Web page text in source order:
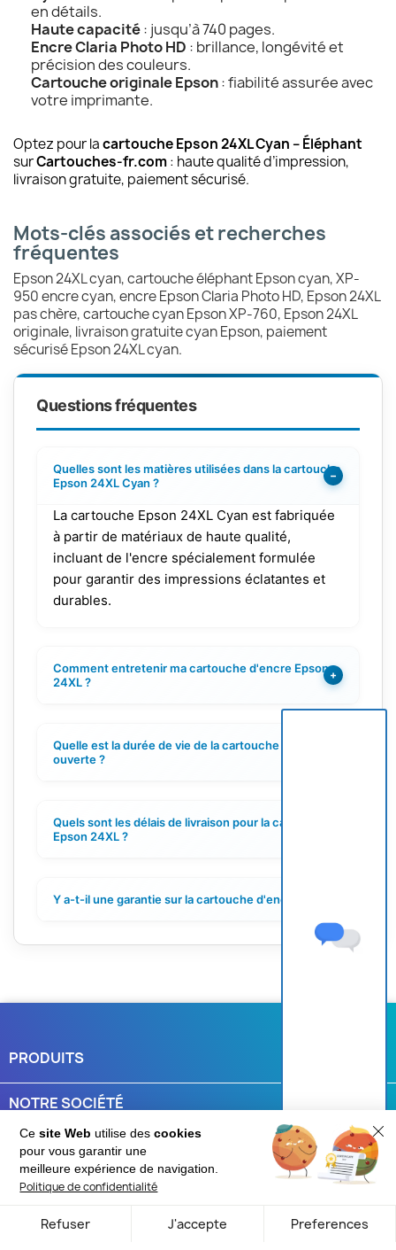
Cesite Web utilise descookies
pour vous garantir une
meilleure expérience de navigation.
Politique de confidentialité
Refuser J'accepte Preferences
Une question ?
en détails.
Haute capacité: jusqu’à 740 pages.
Encre Claria Photo HD : brillance, longévité et
précision des couleurs.
Cartouche originale Epson: fiabilité assurée avec
votre imprimante.
Optez pour lacartouche Epson 24XL Cyan – Éléphant
surCartouches-fr.com: haute qualité d’impression,
livraison gratuite, paiement sécurisé.
Mots-clés associés et recherches
fréquentes
Epson 24XL cyan, cartouche éléphant Epson cyan, XP-
950 encre cyan, encre Epson Claria Photo HD, Epson 24XL
pas chère, cartouche cyan Epson XP-760, Epson 24XL
originale, livraison gratuite cyan Epson, paiement
sécurisé Epson 24XL cyan.
Questions fréquentes
Quelles sont les matières utilisées dans la cartouche
Epson 24XL Cyan ?
−
La cartouche Epson 24XL Cyan est fabriquée
à partir de matériaux de haute qualité,
incluant de l'encre spécialement formulée
pour garantir des impressions éclatantes et
durables.
Comment entretenir ma cartouche d'encre Epson
24XL ?
+
Quelle est la durée de vie de la cartouche une fois
ouverte ?
Quels sont les délais de livraison pour la cartouche
Epson 24XL ?
Y a-t-il une garantie sur la cartouche d'encre ?
PRODUITS
NOTRE SOCIÉTÉ
VOTRE COMPTE 
INFORMATIONS
© 2026 - Cartouches-fr.com